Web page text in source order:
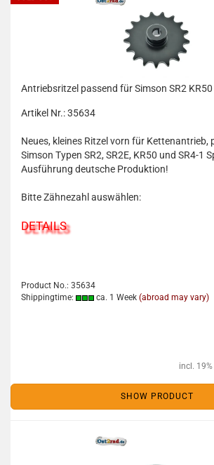
Antriebsritzel passend für Simson SR2
Artikel Nr.: 35634
Neues, kleines Ritzel vorn für Kettenantrieb,
Simson Typen SR2, SR2E, KR50 und SR4-1
Ausführung deutsche Produktion!
Bitte Zähnezahl auswählen:
DETAILS
Product No.: 35634
Shippingtime:
ca. 1 Week (abroad may vary)
incl.
SHOW PRODUCT